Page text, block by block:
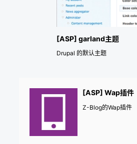
[ASP] garland主题
Drupal 的默认主题
[ASP] Wap插件
Z-Blog的Wap插件